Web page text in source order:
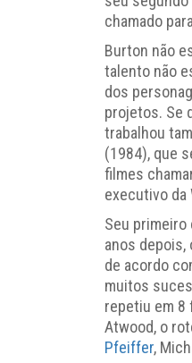
chamado
Burton não
talento não
dos
projetos. Se
trabalhou
(1984), que
filmes
executivo da
Seu
anos
de acordo
muitos
repetiu em 8
Atwood, o
Pfeiffer,